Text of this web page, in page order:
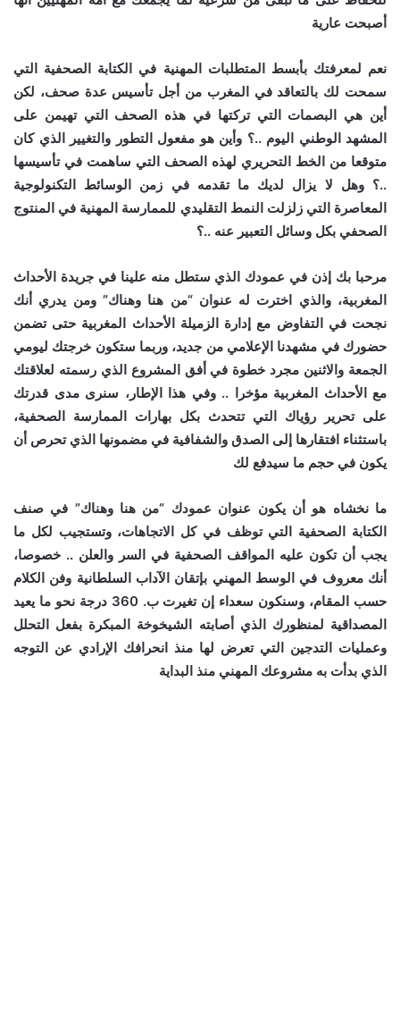
أصبحت عارية
نعم لمعرفتك بأبسط المتطلبات المهنية في الكتابة الصحفية التي
سمحت لك بالتعاقد في المغرب من أجل تأسيس عدة صحف، لكن
أين هي البصمات التي تركتها في هذه الصحف التي تهيمن على
المشهد الوطني اليوم ..؟ وأين هو مفعول التطور والتغيير الذي كان
متوقعا من الخط التحريري لهذه الصحف التي ساهمت في تأسيسها
..؟ وهل لا يزال لديك ما تقدمه في زمن الوسائط التكنولوجية
المعاصرة التي زلزلت النمط التقليدي للممارسة المهنية في المنتوج
الصحفي بكل وسائل التعبير عنه ..؟
مرحبا بك إذن في عمودك الذي ستطل منه علينا في جريدة الأحداث
المغربية، والذي اخترت له عنوان “من هنا وهناك” ومن يدري أنك
نجحت في التفاوض مع إدارة الزميلة الأحداث المغربية حتى تضمن
حضورك في مشهدنا الإعلامي من جديد، وربما ستكون خرجتك ليومي
الجمعة والاثنين مجرد خطوة في أفق المشروع الذي رسمته لعلاقتك
مع الأحداث المغربية مؤخرا .. وفي هذا الإطار، سنرى مدى قدرتك
على تحرير رؤياك التي تتحدث بكل بهارات الممارسة الصحفية،
باستثناء افتقارها إلى الصدق والشفافية في مضمونها الذي تحرص أن
يكون في حجم ما سيدفع لك
ما نخشاه هو أن يكون عنوان عمودك “من هنا وهناك” في صنف
الكتابة الصحفية التي توظف في كل الاتجاهات، وتستجيب لكل ما
يجب أن تكون عليه المواقف الصحفية في السر والعلن .. خصوصا،
أنك معروف في الوسط المهني بإتقان الآداب السلطانية وفن الكلام
حسب المقام، وسنكون سعداء إن تغيرت ب. 360 درجة نحو ما يعيد
المصداقية لمنظورك الذي أصابته الشيخوخة المبكرة بفعل التحلل
وعمليات التدجين التي تعرض لها منذ انحرافك الإرادي عن التوجه
الذي بدأت به مشروعك المهني منذ البداية